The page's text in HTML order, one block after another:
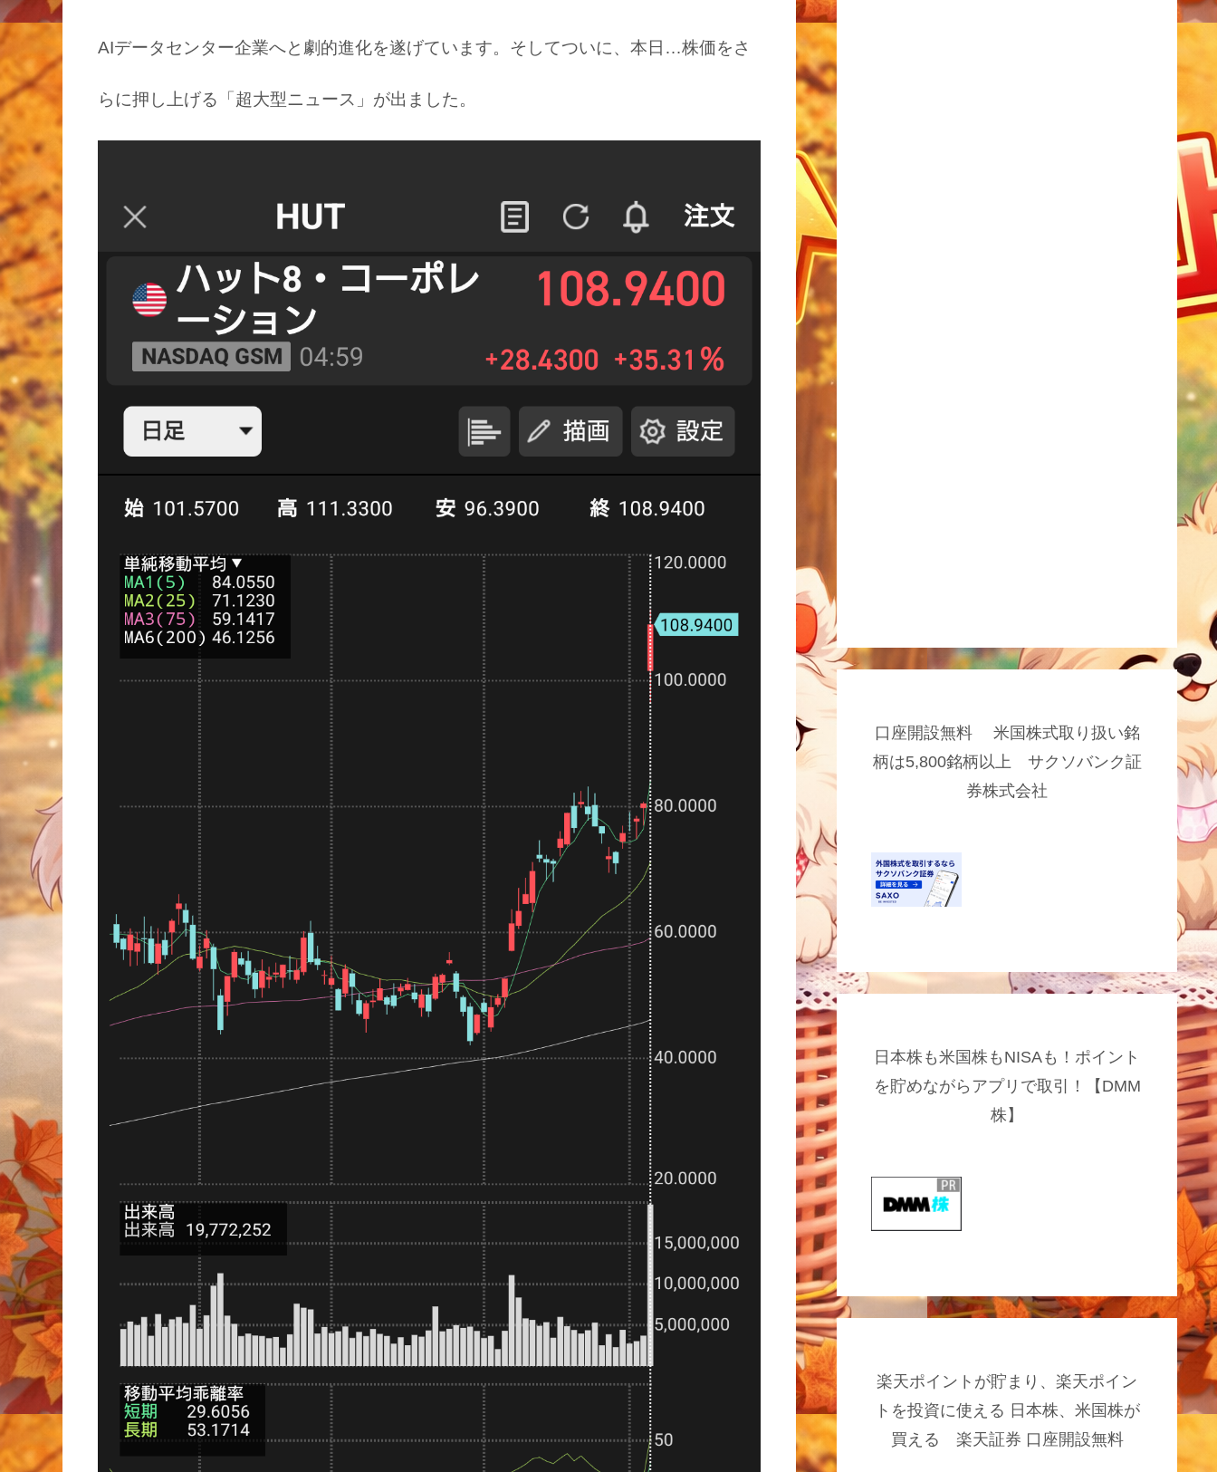
AIデータセンター企業へと劇的進化を遂げています。そしてついに、本日…株価をさ
らに押し上げる「超大型ニュース」が出ました。
口座開設無料 米国株式取り扱い銘
柄は5,800銘柄以上 サクソバンク証
券株式会社
日本株も米国株もNISAも！ポイント
を貯めながらアプリで取引！【DMM
株】
楽天ポイントが貯まり、楽天ポイン
トを投資に使える 日本株、米国株が
買える 楽天証券 口座開設無料